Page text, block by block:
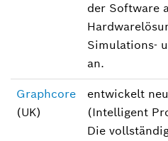
der Software
Simulations-
an.
Graphcore
(UK)
entwickelt
(Intelligent
Die